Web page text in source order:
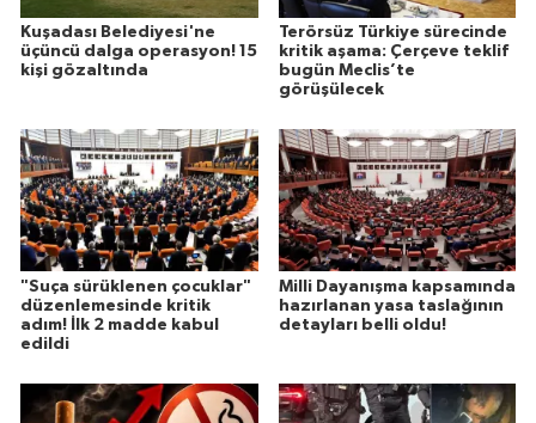
Kuşadası Belediyesi'ne
üçüncü dalga operasyon! 15
kişi gözaltında
Terörsüz Türkiye sürecinde
kritik aşama: Çerçeve teklif
bugün Meclis’te
görüşülecek
"Suça sürüklenen çocuklar"
düzenlemesinde kritik
adım! İlk 2 madde kabul
edildi
Milli Dayanışma kapsamında
hazırlanan yasa taslağının
detayları belli oldu!